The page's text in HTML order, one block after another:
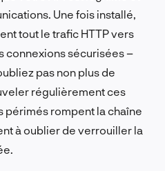
Une fois installé,
tout le trafic HTTP vers
connexions sécurisées –
pas non plus de
régulièrement ces
périmés rompent la chaîne
à oublier de verrouiller la